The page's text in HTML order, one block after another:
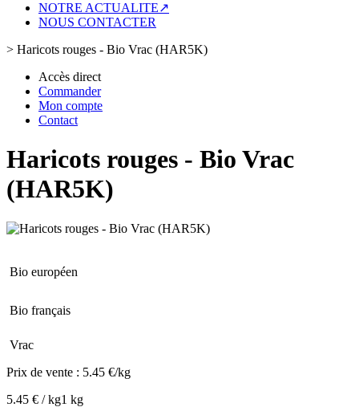
NOTRE ACTUALITE↗
NOUS CONTACTER
> Haricots rouges - Bio Vrac (HAR5K)
Accès direct
Commander
Mon compte
Contact
Haricots rouges - Bio Vrac
(HAR5K)
Bio européen
Bio français
Vrac
Prix de vente : 5.45 €/kg
5.45 € / kg1 kg